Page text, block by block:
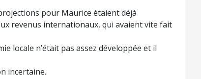
pour Maurice étaient déjà
revenus internationaux, qui avaient vite fait
locale n’était pas assez développée et il
incertaine.